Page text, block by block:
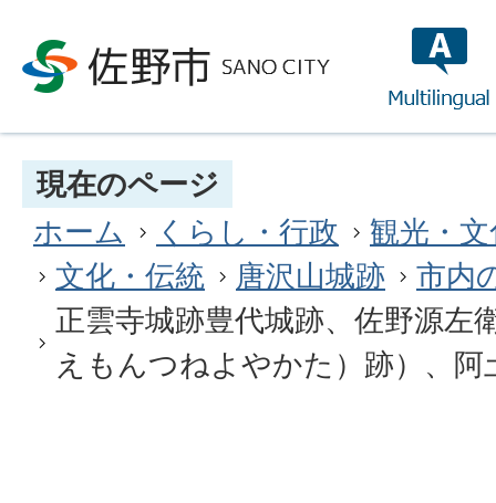
現在のページ
ホーム
くらし・行政
観光・
文化・伝統
唐沢山城跡
市内
正雲寺城跡豊代城跡、佐野源左
えもんつねよやかた）跡）、